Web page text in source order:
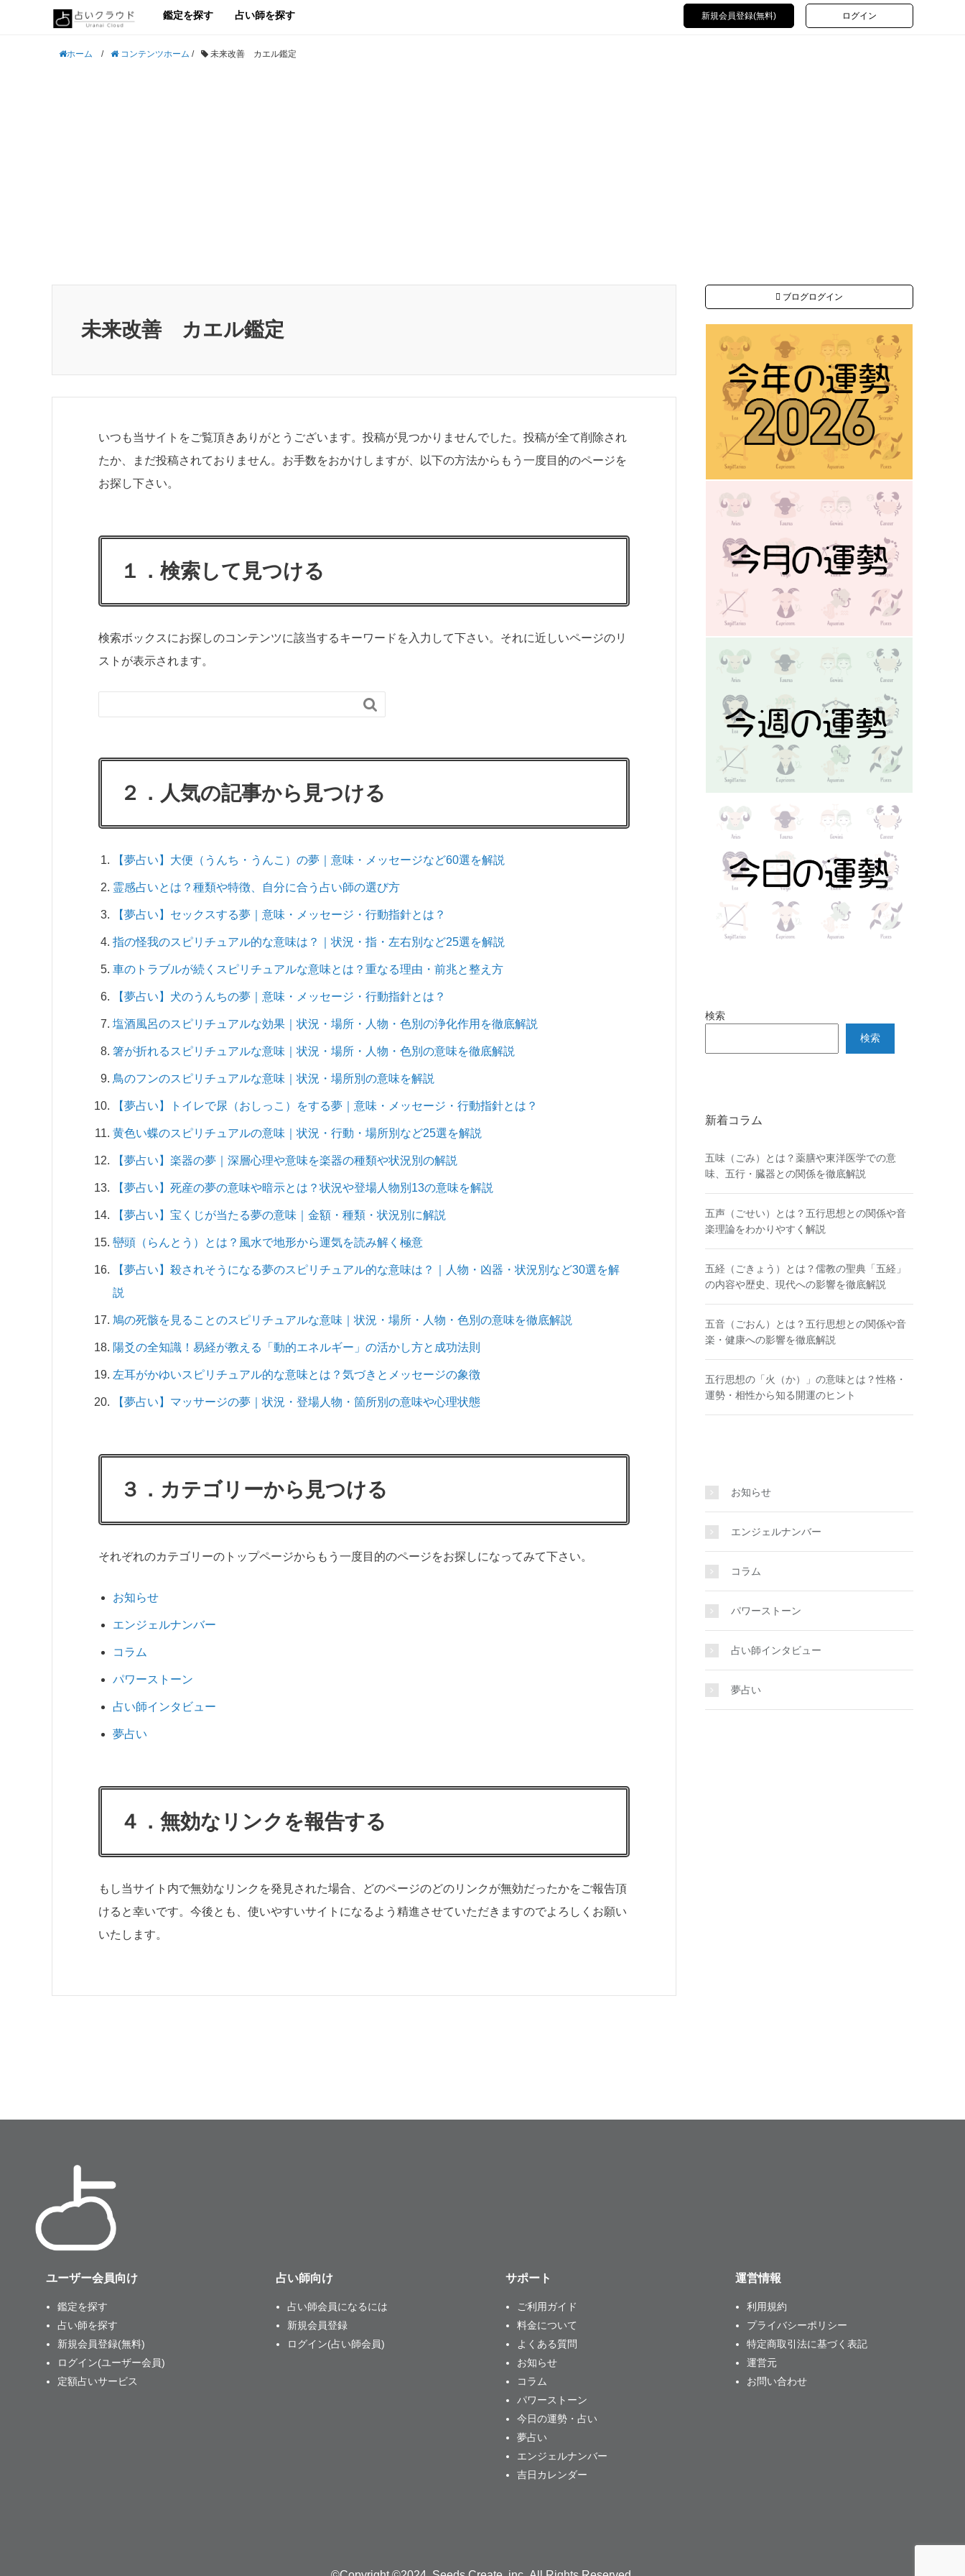
鑑定を探す 占い師を探す 新規会員登録(無料) ログイン
ホーム / コンテンツホーム / 未来改善 カエル鑑定
未来改善 カエル鑑定
いつも当サイトをご覧頂きありがとうございます。投稿が見つかりませんでした。投稿が全て削除され
たか、まだ投稿されておりません。お手数をおかけしますが、以下の方法からもう一度目的のページを
お探し下さい。
１．検索して見つける
検索ボックスにお探しのコンテンツに該当するキーワードを入力して下さい。それに近しいページのリ
ストが表示されます。

２．人気の記事から見つける
【夢占い】大便（うんち・うんこ）の夢｜意味・メッセージなど60選を解説
霊感占いとは？種類や特徴、自分に合う占い師の選び方
【夢占い】セックスする夢｜意味・メッセージ・行動指針とは？
指の怪我のスピリチュアル的な意味は？｜状況・指・左右別など25選を解説
車のトラブルが続くスピリチュアルな意味とは？重なる理由・前兆と整え方
【夢占い】犬のうんちの夢｜意味・メッセージ・行動指針とは？
塩酒風呂のスピリチュアルな効果｜状況・場所・人物・色別の浄化作用を徹底解説
箸が折れるスピリチュアルな意味｜状況・場所・人物・色別の意味を徹底解説
鳥のフンのスピリチュアルな意味｜状況・場所別の意味を解説
【夢占い】トイレで尿（おしっこ）をする夢｜意味・メッセージ・行動指針とは？
黄色い蝶のスピリチュアルの意味｜状況・行動・場所別など25選を解説
【夢占い】楽器の夢｜深層心理や意味を楽器の種類や状況別の解説
【夢占い】死産の夢の意味や暗示とは？状況や登場人物別13の意味を解説
【夢占い】宝くじが当たる夢の意味｜金額・種類・状況別に解説
巒頭（らんとう）とは？風水で地形から運気を読み解く極意
【夢占い】殺されそうになる夢のスピリチュアル的な意味は？｜人物・凶器・状況別など30選を解
説
鳩の死骸を見ることのスピリチュアルな意味｜状況・場所・人物・色別の意味を徹底解説
陽爻の全知識！易経が教える「動的エネルギー」の活かし方と成功法則
左耳がかゆいスピリチュアル的な意味とは？気づきとメッセージの象徴
【夢占い】マッサージの夢｜状況・登場人物・箇所別の意味や心理状態
３．カテゴリーから見つける
それぞれのカテゴリーのトップページからもう一度目的のページをお探しになってみて下さい。
お知らせ
エンジェルナンバー
コラム
パワーストーン
占い師インタビュー
夢占い
４．無効なリンクを報告する
もし当サイト内で無効なリンクを発見された場合、どのページのどのリンクが無効だったかをご報告頂
けると幸いです。今後とも、使いやすいサイトになるよう精進させていただきますのでよろしくお願い
いたします。
ブログログイン
検索
検索
新着コラム
五味（ごみ）とは？薬膳や東洋医学での意
味、五行・臓器との関係を徹底解説
五声（ごせい）とは？五行思想との関係や音
楽理論をわかりやすく解説
五経（ごきょう）とは？儒教の聖典「五経」
の内容や歴史、現代への影響を徹底解説
五音（ごおん）とは？五行思想との関係や音
楽・健康への影響を徹底解説
五行思想の「火（か）」の意味とは？性格・
運勢・相性から知る開運のヒント
お知らせ
エンジェルナンバー
コラム
パワーストーン
占い師インタビュー
夢占い
ユーザー会員向け
鑑定を探す
占い師を探す
新規会員登録(無料)
ログイン(ユーザー会員)
定額占いサービス
占い師向け
占い師会員になるには
新規会員登録
ログイン(占い師会員)
サポート
ご利用ガイド
料金について
よくある質問
お知らせ
コラム
パワーストーン
今日の運勢・占い
夢占い
エンジェルナンバー
吉日カレンダー
運営情報
利用規約
プライバシーポリシー
特定商取引法に基づく表記
運営元
お問い合わせ